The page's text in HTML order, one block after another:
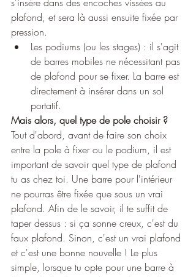
s'insère dans des encoches vissées au
plafond, et sera là aussi ensuite fixée par
pression.
Les podiums (ou les stages) : il s'agit
de barres mobiles ne nécessitant pas
de plafond pour se fixer. La barre est
directement à insérer dans un sol
portatif.
Mais alors, quel type de pole choisir ?
Tout d'abord, avant de faire son choix
entre la pole à fixer ou le podium, il est
important de savoir quel type de plafond
tu as chez toi. Une barre pour l'intérieur
ne pourras être fixée que sous un vrai
plafond. Afin de le savoir, il te suffit de
taper dessus : si ça sonne creux, c'est du
faux plafond. Sinon, c'est un vrai plafond
et c'est une bonne nouvelle ! Le plus
simple, lorsque tu opte pour une barre à